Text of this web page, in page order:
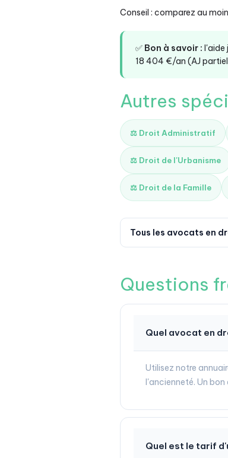
Conseil : comparez au
✅ Bon à savoir : l'aide
18 404 €/an (AJ
Autres
⚖️ Droit Administratif
⚖️ Droit de l'Urbanisme
⚖️ Droit de la Famille
Tous les avocats en
Questions
Quel avocat en
Utilisez notre
l'ancienneté. Un
Quel est le tarif